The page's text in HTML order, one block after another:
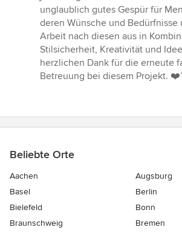
5
Sternen
unglaublich gutes Gespür für
deren Wünsche und
Arbeit nach diesen aus in
Stilsicherheit, Kreativität und
herzlichen Dank für die erneute
Betreuung bei diesem Projekt.
Beliebte Orte
Aachen
Augsburg
Basel
Berlin
Bielefeld
Bonn
Braunschweig
Bremen